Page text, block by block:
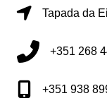
Tapada da
+351 268
+351 938